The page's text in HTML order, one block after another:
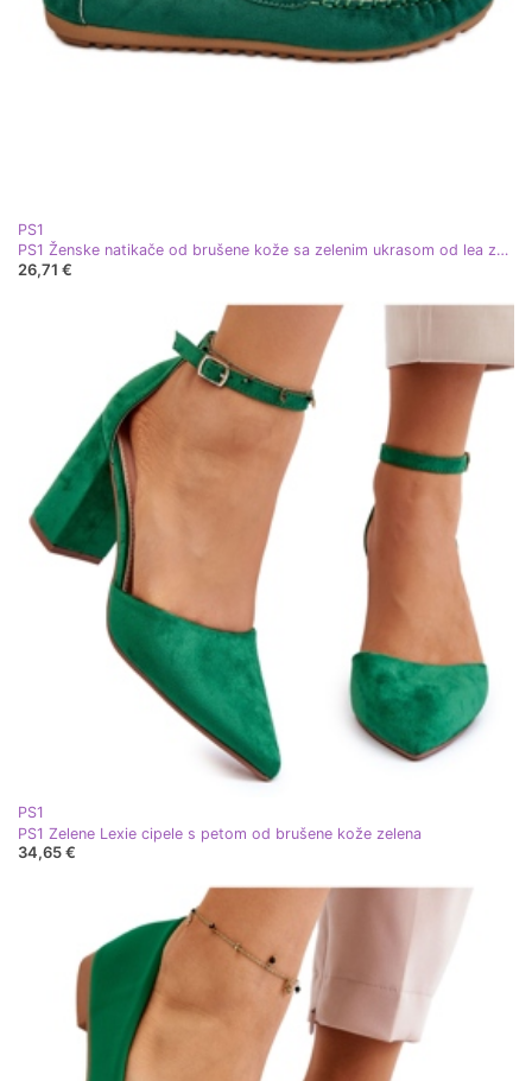
PS1
PS1 Ženske natikače od brušene kože sa zelenim ukrasom od lea zelena
26,71 €
PS1
PS1 Zelene Lexie cipele s petom od brušene kože zelena
34,65 €